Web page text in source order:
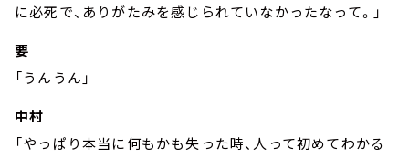
に必死で、ありがたみを感じられていなかったなって。」
要
「うんうん」
中村
「やっぱり本当に何もかも失った時、人って初めてわかる